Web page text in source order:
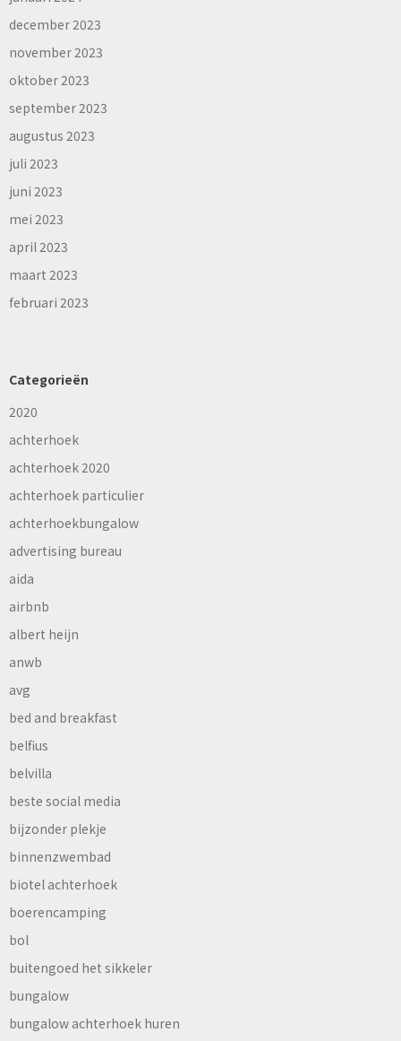
december 2023
november 2023
oktober 2023
september 2023
augustus 2023
juli 2023
juni 2023
mei 2023
april 2023
maart 2023
februari 2023
Categorieën
2020
achterhoek
achterhoek 2020
achterhoek particulier
achterhoekbungalow
advertising bureau
aida
airbnb
albert heijn
anwb
avg
bed and breakfast
belfius
belvilla
beste social media
bijzonder plekje
binnenzwembad
biotel achterhoek
boerencamping
bol
buitengoed het sikkeler
bungalow
bungalow achterhoek huren